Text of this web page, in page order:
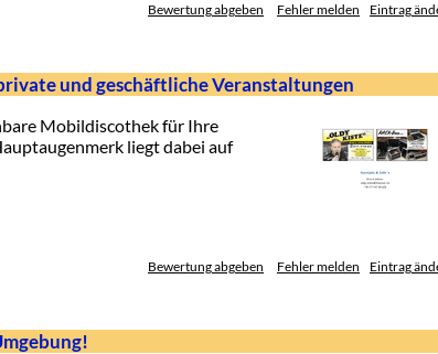
Bewertung abgeben Fehler melden Eintrag
und geschäftliche Veranstaltungen
Mobildiscothek für Ihre
liegt dabei auf
Bewertung abgeben Fehler melden Eintrag